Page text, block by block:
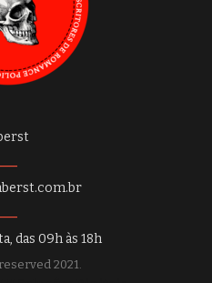
das 09h às 18h
2021.